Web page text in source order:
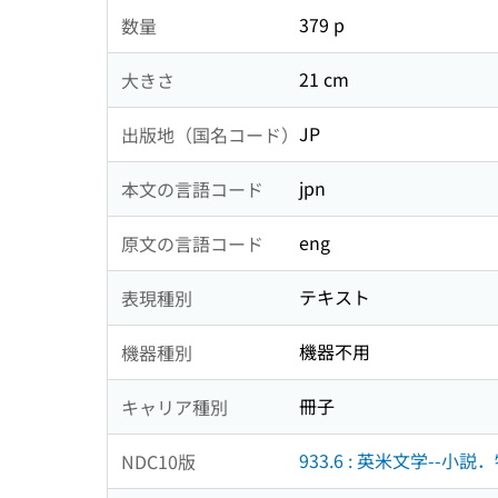
数量 379 p
大きさ 21 cm
出版地（国名コード） JP
本文の言語コード jpn
原文の言語コード eng
表現種別 テキスト
機器種別 機器不用
キャリア種別 冊子
NDC10版 933.6 : 英米文学--小説